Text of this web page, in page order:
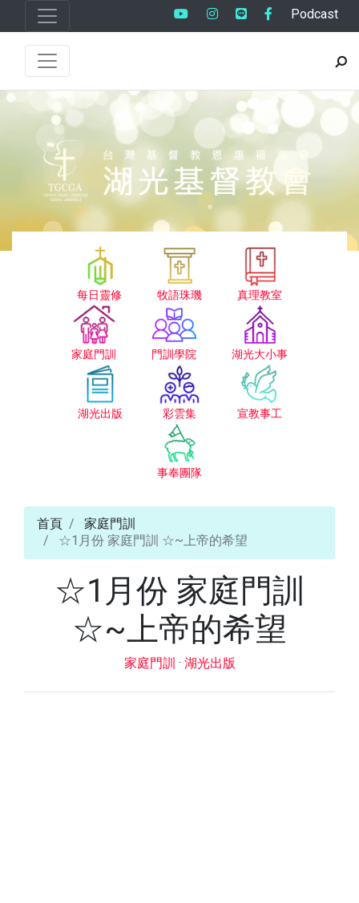
Podcast
每日靈修 牧語珠璣 真理教室
家庭門訓 門訓學院 湖光大小事
湖光出版 彩雲集 宣教事工
事奉團隊
首頁
家庭門訓
☆1月份 家庭門訓 ☆~上帝的希望
☆1月份 家庭門訓
☆~上帝的希望
家庭門訓 · 湖光出版